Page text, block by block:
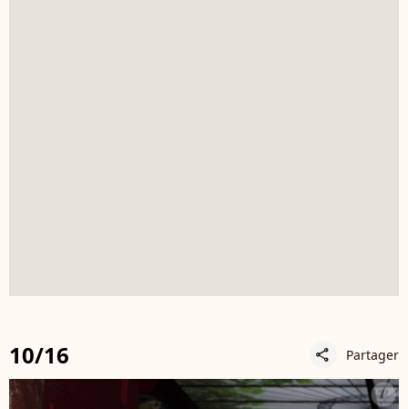
10/16 share Partager